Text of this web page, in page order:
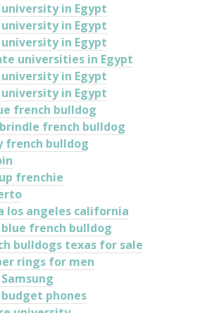
in Egypt
in Egypt
in Egypt
universities in Egypt
in Egypt
in Egypt
french bulldog
french bulldog
french bulldog
frenchie
los angeles california
french bulldog
bulldogs texas for sale
rings for men
phones